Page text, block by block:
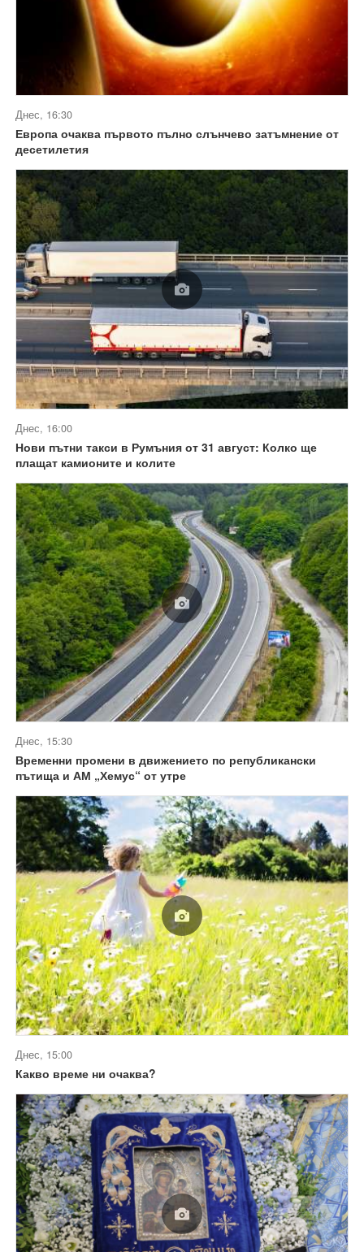
Днес, 16:30
Европа очаква първото пълно слънчево затъмнение от
десетилетия
Днес, 16:00
Нови пътни такси в Румъния от 31 август: Колко ще
плащат камионите и колите
Днес, 15:30
Временни промени в движението по републикански
пътища и АМ „Хемус“ от утре
Днес, 15:00
Какво време ни очаква?